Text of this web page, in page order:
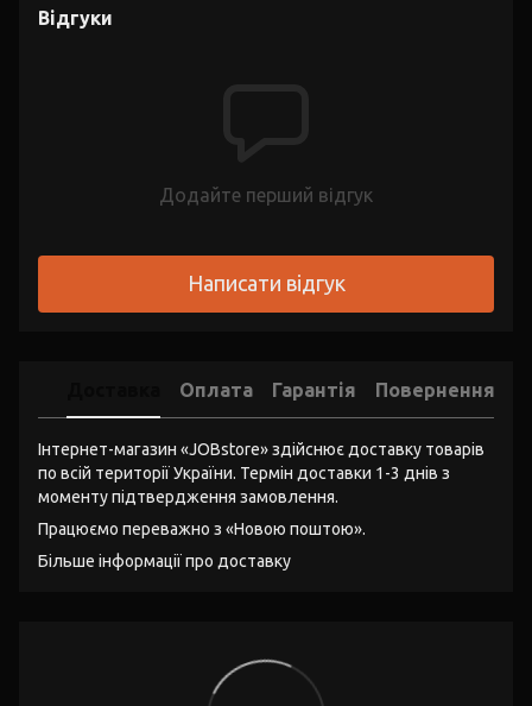
Відгуки
Додайте перший відгук
Написати відгук
Оплата Гарантія Повернення
Інтернет-магазин «JOBstore» здійснює доставку товарів
по всій території України. Термін доставки 1-3 днів з
моменту підтвердження замовлення.
Працюємо переважно з «Новою поштою».
Більше інформації про доставку